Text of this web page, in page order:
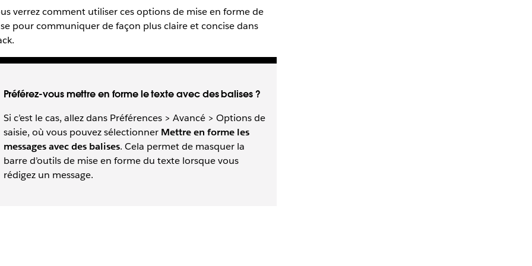
verrez comment utiliser ces options de mise en forme de
pour communiquer de façon plus claire et concise dans
Préférez-vous mettre en forme le texte avec des balises ?
Si c’est le cas, allez dans Préférences > Avancé > Options de
saisie, où vous pouvez sélectionner Mettre en forme les
messages avec des balises. Cela permet de masquer la
barre d’outils de mise en forme du texte lorsque vous
rédigez un message.